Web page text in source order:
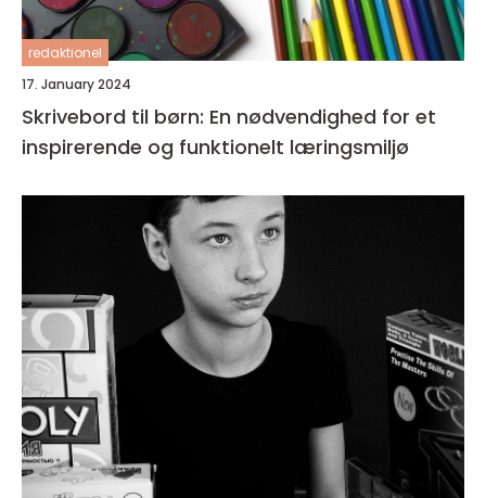
redaktionel
17. January 2024
Skrivebord til børn: En nødvendighed for et
inspirerende og funktionelt læringsmiljø